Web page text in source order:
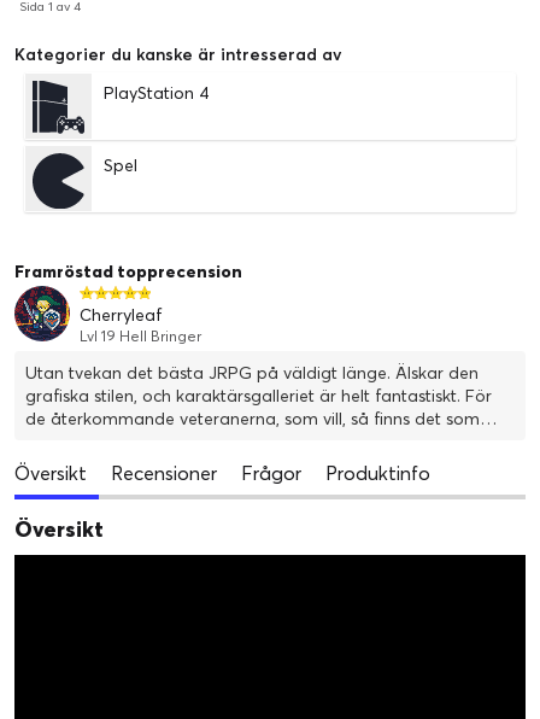
Sida 1 av 4
Kategorier du kanske är intresserad av
PlayStation 4
Spel
Framröstad topprecension
Cherryleaf
Lvl 19 Hell Bringer
Utan tvekan det bästa JRPG på väldigt länge. Älskar den
grafiska stilen, och karaktärsgalleriet är helt fantastiskt. För
de återkommande veteranerna, som vill, så finns det som
genom att kombinera dem. Är du helt ny i franchisen, så är
det här absolut det bästa tillfället - spelet leder dig tydligt
spelet kräver inga förkunskaper. Så älskar du JRPG och inte
bekantat dig med Persona-franchisen, så tveka inte.
Översikt Recensioner Frågor Produktinfo
Översikt